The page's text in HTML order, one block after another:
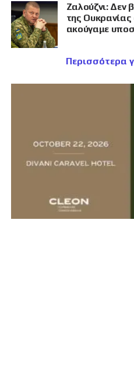
Ζαλούζνι: Δεν
της
ακούγαμε
Περισσότερα